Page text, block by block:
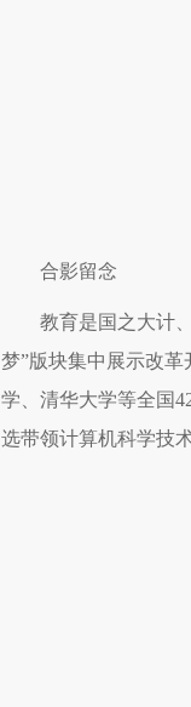
合影留念
教育是国之大计
梦”版块集中展示改
学、清华大学等全国
选带领计算机科学技